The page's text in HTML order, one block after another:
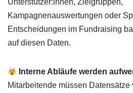
Unterstützer:innen, Zielgruppen,
Kampagnenauswertungen oder
Entscheidungen im Fundraising
auf diesen Daten.
Interne Abläufe werden
Mitarbeitende müssen Datensätze